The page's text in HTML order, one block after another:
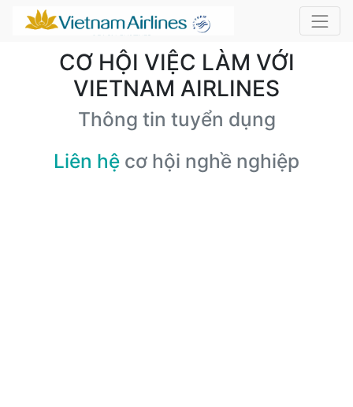
CƠ HỘI VIỆC LÀM VỚI
VIETNAM AIRLINES
Thông tin tuyển dụng
Liên hệ cơ hội nghề nghiệp